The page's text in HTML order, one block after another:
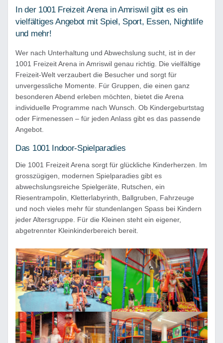
In der 1001 Freizeit Arena in Amriswil gibt es ein
vielfältiges Angebot mit Spiel, Sport, Essen, Nightlife
und mehr!
Wer nach Unterhaltung und Abwechslung sucht, ist in der
1001 Freizeit Arena in Amriswil genau richtig. Die vielfältige
Freizeit-Welt verzaubert die Besucher und sorgt für
unvergessliche Momente. Für Gruppen, die einen ganz
besonderen Abend erleben möchten, bietet die Arena
individuelle Programme nach Wunsch. Ob Kindergeburtstag
oder Firmenessen – für jeden Anlass gibt es das passende
Angebot.
Das 1001 Indoor-Spielparadies
Die 1001 Freizeit Arena sorgt für glückliche Kinderherzen. Im
grosszügigen, modernen Spielparadies gibt es
abwechslungsreiche Spielgeräte, Rutschen, ein
Riesentrampolin, Kletterlabyrinth, Ballgruben, Fahrzeuge
und noch vieles mehr für stundenlangen Spass bei Kindern
jeder Altersgruppe. Für die Kleinen steht ein eigener,
abgetrennter Kleinkinderbereich bereit.